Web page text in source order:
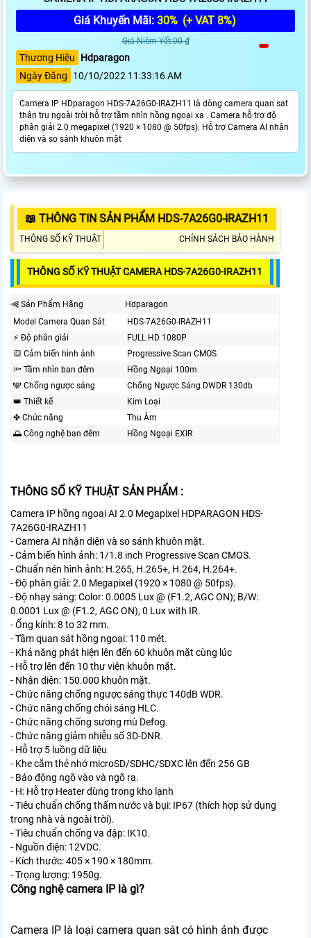
Giá Khuyến Mãi: 30% (+ VAT 8%)
Giá Niêm Yết:00 ₫
Thương Hiệu
Hdparagon
Ngày Đăng
10/10/2022 11:33:16 AM
Camera IP HDparagon HDS-7A26G0-IRAZH11 là dòng camera quan sat
thân trụ ngoài trời hỗ trợ tầm nhìn hồng ngoại xa . Camera hỗ trợ độ
phân giải 2.0 megapixel (1920 × 1080 @ 50fps). Hỗ trợ Camera AI nhận
diện và so sánh khuôn mặt
📖 THÔNG TIN SẢN PHẨM HDS-7A26G0-IRAZH11
THÔNG SỐ KỸ THUẬT CHÍNH SÁCH BẢO HÀNH
THÔNG SỐ KỸ THUẬT CAMERA HDS-7A26G0-IRAZH11
⫷ Sản Phẩm Hãng
Hdparagon
Model Camera Quan Sát
HDS-7A26G0-IRAZH11
️⚡ Độ phân giải
FULL HD 1080P
🔳 Cảm biến hình ảnh
Progressive Scan CMOS
🔦 Tầm nhìn ban đêm
Hồng Ngoại 100m
🕎 Chống ngược sáng
Chống Ngược Sáng DWDR 130db
👑 Thiết kế
Kim Loại
✤ Chức năng
Thu Âm
🌅 Công nghệ ban đêm
Hồng Ngoại EXIR
THÔNG SỐ KỸ THUẬT SẢN PHẨM :
Camera IP hồng ngoại AI 2.0 Megapixel HDPARAGON HDS-
7A26G0-IRAZH11
- Camera AI nhận diện và so sánh khuôn mặt.
- Cảm biến hình ảnh: 1/1.8 inch Progressive Scan CMOS.
- Chuẩn nén hình ảnh: H.265, H.265+, H.264, H.264+.
- Độ phân giải: 2.0 Megapixel (1920 × 1080 @ 50fps).
- Độ nhạy sáng: Color: 0.0005 Lux @ (F1.2, AGC ON); B/W:
0.0001 Lux @ (F1.2, AGC ON), 0 Lux with IR.
- Ống kính: 8 to 32 mm.
- Tầm quan sát hồng ngoại: 110 mét.
- Khả năng phát hiện lên đến 60 khuôn mặt cùng lúc
- Hỗ trợ lên đến 10 thư viện khuôn mặt.
- Nhận diện: 150.000 khuôn mặt.
- Chức năng chống ngược sáng thực 140dB WDR.
- Chức năng chống chói sáng HLC.
- Chức năng chống sương mù Defog.
- Chức năng giảm nhiễu số 3D-DNR.
- Hỗ trợ 5 luồng dữ liệu
- Khe cắm thẻ nhớ microSD/SDHC/SDXC lên đến 256 GB
- Báo động ngõ vào và ngõ ra.
- H: Hỗ trợ Heater dùng trong kho lạnh
- Tiêu chuẩn chống thấm nước và bụi: IP67 (thích hợp sử dụng
trong nhà và ngoài trời).
- Tiêu chuẩn chống va đập: IK10.
- Nguồn điện: 12VDC.
- Kích thước: 405 × 190 × 180mm.
- Trọng lượng: 1950g.
Công nghệ camera IP là gì?
Camera IP là loại camera quan sát có hình ảnh được